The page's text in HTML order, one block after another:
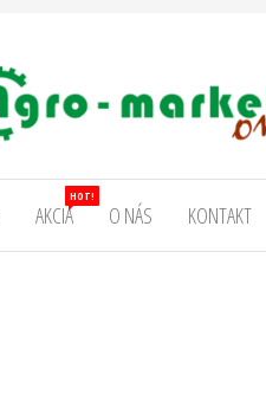
AKCIA
HOT!
O NÁS KONTAKT